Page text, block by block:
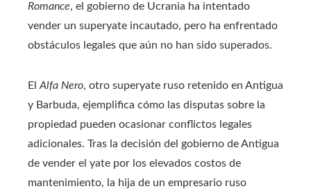
Romance, el gobierno de Ucrania ha intentado
vender un superyate incautado, pero ha enfrentado
obstáculos legales que aún no han sido superados.
El Alfa Nero, otro superyate ruso retenido en Antigua
y Barbuda, ejemplifica cómo las disputas sobre la
propiedad pueden ocasionar conflictos legales
adicionales. Tras la decisión del gobierno de Antigua
de vender el yate por los elevados costos de
mantenimiento, la hija de un empresario ruso